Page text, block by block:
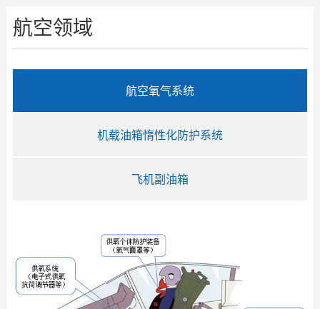
航空领域
航空氧气系统
机载油箱惰性化防护系统
飞机副油箱